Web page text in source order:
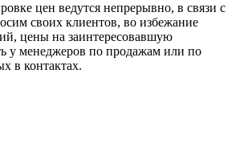
цен ведутся непрерывно, в связи с
своих клиентов, во избежание
цены на заинтересовавшую
у менеджеров по продажам или по
в контактах.